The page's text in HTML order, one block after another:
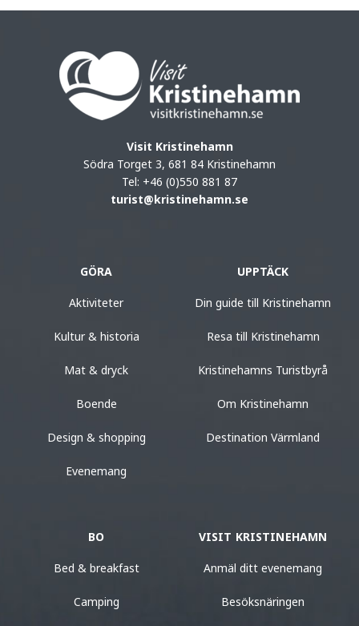
Visit Kristinehamn
Södra Torget 3, 681 84 Kristinehamn
Tel: +46 (0)550 881 87
turist@kristinehamn.se
GÖRA
Aktiviteter
Kultur & historia
Mat & dryck
Boende
Design & shopping
Evenemang
UPPTÄCK
Din guide till Kristinehamn
Resa till Kristinehamn
Kristinehamns Turistbyrå
Om Kristinehamn
Destination Värmland
BO
Bed & breakfast
Camping
VISIT KRISTINEHAMN
Anmäl ditt evenemang
Besöksnäringen